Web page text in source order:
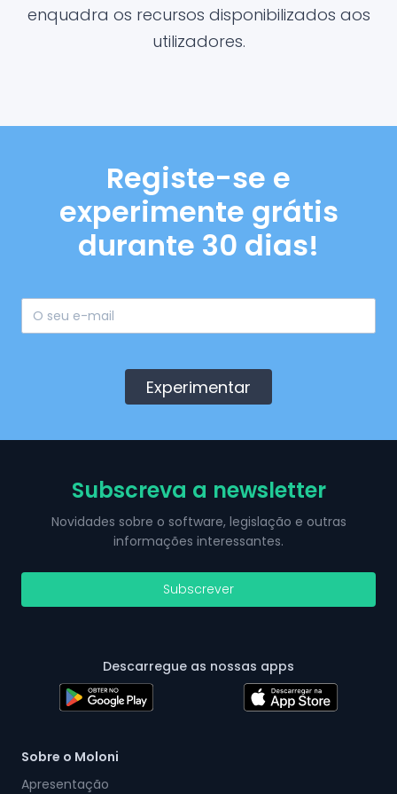
enquadra os recursos disponibilizados aos
utilizadores.
Registe-se e
experimente grátis
durante 30 dias!
Experimentar
Subscreva a newsletter
Novidades sobre o software, legislação e outras
informações interessantes.
Subscrever
Descarregue as nossas apps
Sobre o Moloni
Apresentação